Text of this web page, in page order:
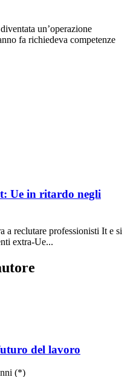
un’operazione
fa richiedeva competenze
Ue in ritardo negli
a reclutare professionisti It e si
extra-Ue...
del lavoro
(*)